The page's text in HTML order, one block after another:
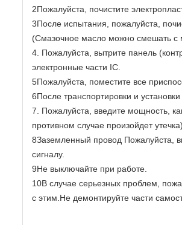
2Пожалуйста, почистите
3После испытания, пожалуйста,
(Смазочное масло можно смешать с
4. Пожалуйста, вытрите панель
электронные части IC.
5Пожалуйста, поместите все
6После транспортировки и
7. Пожалуйста, введите мощность,
противном случае произойдет утечка)
8Заземленный провод Пожалуйста,
сигналу.
9Не выключайте при работе.
10В случае серьезных проблем,
с этим.Не демонтируйте части